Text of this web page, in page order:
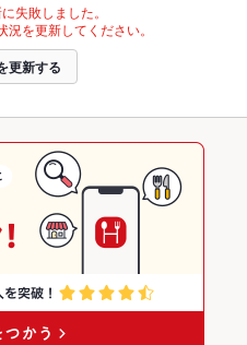
失敗しました。
を更新してください。
更新する